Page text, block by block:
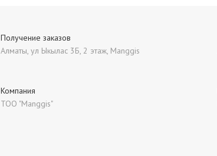
Получение заказов
Алматы, ул Ыкылас 3Б, 2 этаж, Manggis
Компания
ТОО "Manggis"